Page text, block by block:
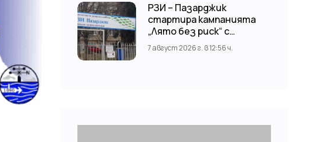
РЗИ – Пазарджик
стартира кампанията
„Лято без риск“ с
безплатни и анонимни
изследвания за ХИВ
7 август 2026 г. в 12:56 ч.